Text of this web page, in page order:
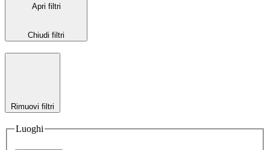
Apri filtri
Chiudi filtri
Rimuovi filtri
Luoghi